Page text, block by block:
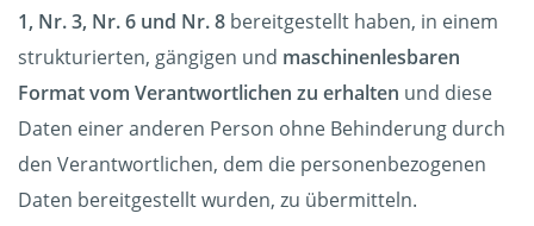
1, Nr. 3, Nr. 6 und Nr. 8 bereitgestellt haben, in einem
strukturierten, gängigen und maschinenlesbaren
Format vom Verantwortlichen zu erhalten und diese
Daten einer anderen Person ohne Behinderung durch
den Verantwortlichen, dem die personenbezogenen
Daten bereitgestellt wurden, zu übermitteln.